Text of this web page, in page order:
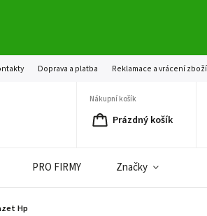
Doprava a platba Reklamace a vrácení zboží
Nákupní košík
Prázdný košík
PRO FIRMY Značky
Hp